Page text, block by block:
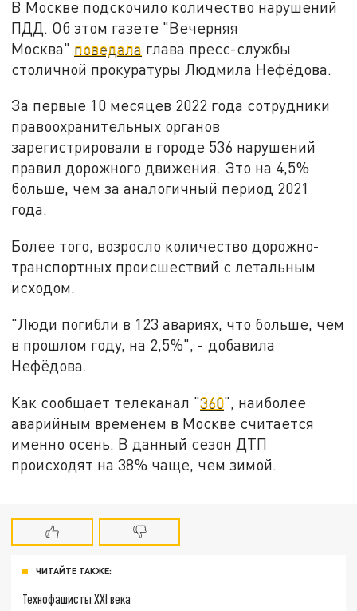
В Москве подскочило количество нарушений
ПДД. Об этом газете "Вечерняя
Москва" поведала глава пресс-службы
столичной прокуратуры Людмила Нефёдова.
За первые 10 месяцев 2022 года сотрудники
правоохранительных органов
зарегистрировали в городе 536 нарушений
правил дорожного движения. Это на 4,5%
больше, чем за аналогичный период 2021
года.
Более того, возросло количество дорожно-
транспортных происшествий с летальным
исходом.
"Люди погибли в 123 авариях, что больше, чем
в прошлом году, на 2,5%", - добавила
Нефёдова.
Как сообщает телеканал "360", наиболее
аварийным временем в Москве считается
именно осень. В данный сезон ДТП
происходят на 38% чаще, чем зимой.
ЧИТАЙТЕ ТАКЖЕ:
Технофашисты XXI века